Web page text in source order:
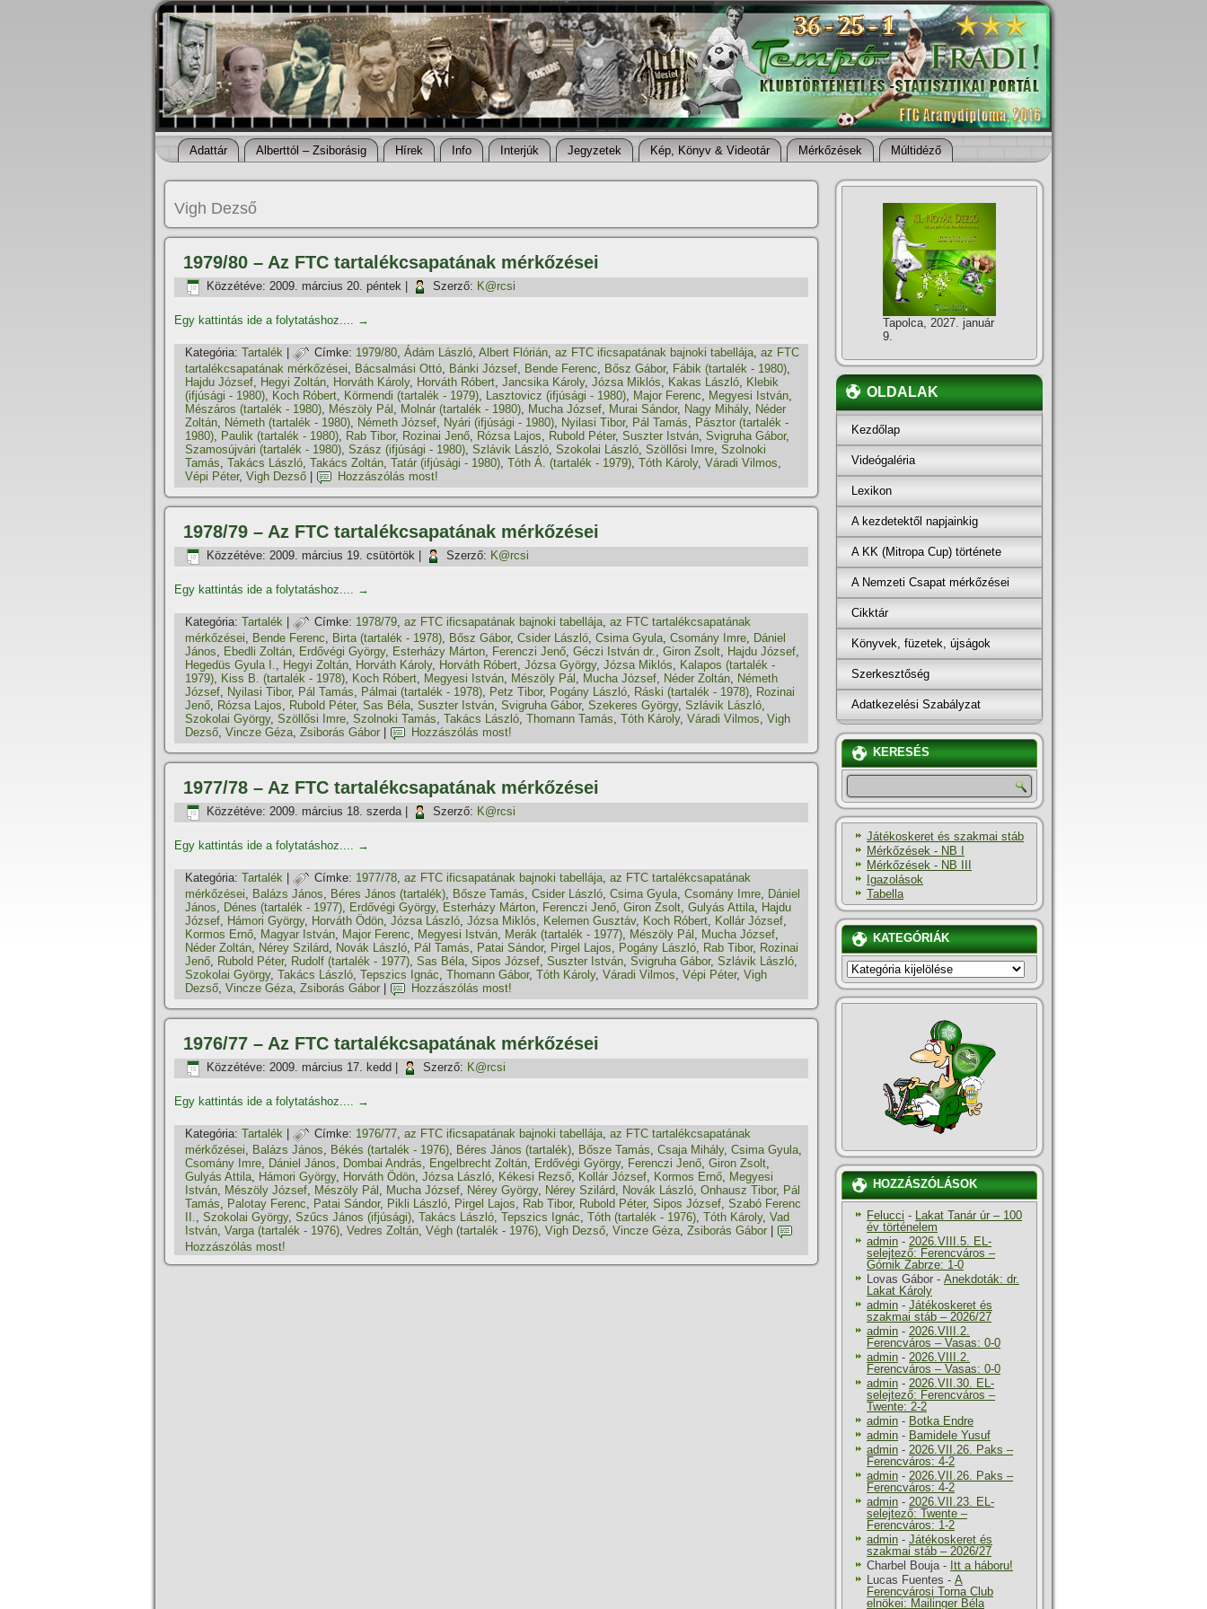
Adattár Alberttól – Zsiborásig Hí­rek Info Interjúk Jegyzetek Kép, Könyv & Videotár Mérkőzések Múltidéző
Vigh Dezső
1979/80 – Az FTC tartalékcsapatának mérkőzései
Közzétéve: 2009. március 20. péntek Szerző: K@rcsi
Egy kattintás ide a folytatáshoz.... →
Kategória: Tartalék Címke: 1979/80, Ádám László, Albert Flórián, az FTC ificsapatának bajnoki tabellája, az FTC
tartalékcsapatának mérkőzései, Bácsalmási Ottó, Bánki József, Bende Ferenc, Bősz Gábor, Fábik (tartalék - 1980),
Hajdu József, Hegyi Zoltán, Horváth Károly, Horváth Róbert, Jancsika Károly, Józsa Miklós, Kakas László, Klebik
(ifjúsági - 1980), Koch Róbert, Körmendi (tartalék - 1979), Lasztovicz (ifjúsági - 1980), Major Ferenc, Megyesi István,
Mészáros (tartalék - 1980), Mészöly Pál , Molnár (tartalék - 1980), Mucha József, Murai Sándor, Nagy Mihály, Néder
Zoltán, Németh (tartalék - 1980), Németh József, Nyári (ifjúsági - 1980), Nyilasi Tibor, Pál Tamás, Pásztor (tartalék -
1980), Paulik (tartalék - 1980), Rab Tibor, Rozinai Jenő, Rózsa Lajos, Rubold Péter, Suszter István, Svigruha Gábor,
Szamosújvári (tartalék - 1980), Szász (ifjúsági - 1980), Szlávik László, Szokolai László, Szöllősi Imre, Szolnoki
Tamás, Takács László, Takács Zoltán, Tatár (ifjúsági - 1980), Tóth Á. (tartalék - 1979), Tóth Károly, Váradi Vilmos,
Vépi Péter, Vigh Dezső Hozzászólás most!
1978/79 – Az FTC tartalékcsapatának mérkőzései
Közzétéve: 2009. március 19. csütörtök Szerző: K@rcsi
Egy kattintás ide a folytatáshoz.... →
Kategória: Tartalék Címke: 1978/79, az FTC ificsapatának bajnoki tabellája, az FTC tartalékcsapatának
mérkőzései, Bende Ferenc, Birta (tartalék - 1978), Bősz Gábor, Csider László, Csima Gyula, Csomány Imre, Dániel
János, Ebedli Zoltán, Erdővégi György, Esterházy Márton, Ferenczi Jenő, Géczi István dr., Giron Zsolt, Hajdu József,
Hegedüs Gyula I., Hegyi Zoltán, Horváth Károly, Horváth Róbert, Józsa György, Józsa Miklós, Kalapos (tartalék -
1979), Kiss B. (tartalék - 1978), Koch Róbert, Megyesi István, Mészöly Pál , Mucha József, Néder Zoltán, Németh
József, Nyilasi Tibor, Pál Tamás, Pálmai (tartalék - 1978), Petz Tibor, Pogány László, Ráski (tartalék - 1978), Rozinai
Jenő, Rózsa Lajos, Rubold Péter, Sas Béla, Suszter István, Svigruha Gábor, Szekeres György, Szlávik László,
Szokolai György, Szöllősi Imre, Szolnoki Tamás, Takács László, Thomann Tamás, Tóth Károly, Váradi Vilmos, Vigh
Dezső, Vincze Géza, Zsiborás Gábor Hozzászólás most!
1977/78 – Az FTC tartalékcsapatának mérkőzései
Közzétéve: 2009. március 18. szerda| Szerző: K@rcsi
Egy kattintás ide a folytatáshoz.... →
Kategória: Tartalék Címke: 1977/78, az FTC ificsapatának bajnoki tabellája, az FTC tartalékcsapatának
mérkőzései, Balázs János, Béres János (tartalék), Bősze Tamás, Csider László, Csima Gyula, Csomány Imre, Dániel
János, Dénes (tartalék - 1977), Erdővégi György, Esterházy Márton, Ferenczi Jenő, Giron Zsolt, Gulyás Attila, Hajdu
József, Hámori György, Horváth Ödön, Józsa László, Józsa Miklós, Kelemen Gusztáv, Koch Róbert, Kollár József,
Kormos Ernő, Magyar István, Major Ferenc, Megyesi István, Merák (tartalék - 1977), Mészöly Pál , Mucha József,
Néder Zoltán, Nérey Szilárd, Novák László, Pál Tamás, Patai Sándor, Pirgel Lajos, Pogány László, Rab Tibor, Rozinai
Jenő, Rubold Péter, Rudolf (tartalék - 1977), Sas Béla, Sipos József, Suszter István, Svigruha Gábor, Szlávik László,
Szokolai György, Takács László, Tepszics Ignác, Thomann Gábor, Tóth Károly, Váradi Vilmos, Vépi Péter, Vigh
Dezső, Vincze Géza, Zsiborás Gábor Hozzászólás most!
1976/77 – Az FTC tartalékcsapatának mérkőzései
Közzétéve: 2009. március 17. kedd Szerző: K@rcsi
Egy kattintás ide a folytatáshoz.... →
Kategória: Tartalék Címke: 1976/77, az FTC ificsapatának bajnoki tabellája, az FTC tartalékcsapatának
mérkőzései, Balázs János, Békés (tartalék - 1976), Béres János (tartalék), Bősze Tamás, Csaja Mihály, Csima Gyula,
Csomány Imre, Dániel János, Dombai András, Engelbrecht Zoltán, Erdővégi György, Ferenczi Jenő, Giron Zsolt,
Gulyás Attila, Hámori György, Horváth Ödön, Józsa László, Kékesi Rezső, Kollár József, Kormos Ernő, Megyesi
István, Mészöly József, Mészöly Pál , Mucha József, Nérey György, Nérey Szilárd, Novák László, Onhausz Tibor, Pál
Tamás, Palotay Ferenc, Patai Sándor, Pikli László, Pirgel Lajos, Rab Tibor, Rubold Péter, Sipos József, Szabó Ferenc
II., Szokolai György, Szűcs János (ifjúsági), Takács László, Tepszics Ignác, Tóth (tartalék - 1976), Tóth Károly, Vad
István, Varga (tartalék - 1976), Vedres Zoltán, Végh (tartalék - 1976), Vigh Dezső, Vincze Géza, Zsiborás Gábor
Hozzászólás most!
Tapolca, 2027. január
9.
OLDALAK
Kezdőlap
Videógaléria
Lexikon
A kezdetektől napjainkig
A KK (Mitropa Cup) története
A Nemzeti Csapat mérkőzései
Cikktár
Könyvek, füzetek, újságok
Szerkesztőség
Adatkezelési Szabályzat
KERESÉS
Játékoskeret és szakmai stáb
Mérkőzések - NB I
Mérkőzések - NB III
Igazolások
Tabella
KATEGÓRIÁK
KATEGÓRIÁK
HOZZÁSZÓLÁSOK
Felucci - Lakat Tanár úr – 100
év történelem
admin - 2026.VIII.5. EL-
selejtező: Ferencváros –
Górnik Zabrze: 1-0
Lovas Gábor - Anekdoták: dr.
Lakat Károly
admin - Játékoskeret és
szakmai stáb – 2026/27
admin - 2026.VIII.2.
Ferencváros – Vasas: 0-0
admin - 2026.VIII.2.
Ferencváros – Vasas: 0-0
admin - 2026.VII.30. EL-
selejtező: Ferencváros –
Twente: 2-2
admin - Botka Endre
admin - Bamidele Yusuf
admin - 2026.VII.26. Paks –
Ferencváros: 4-2
admin - 2026.VII.26. Paks –
Ferencváros: 4-2
admin - 2026.VII.23. EL-
selejtező: Twente –
Ferencváros: 1-2
admin - Játékoskeret és
szakmai stáb – 2026/27
Charbel Bouja- Itt a háboru!
Lucas Fuentes - A
Ferencvárosi Torna Club
elnökei: Mailinger Béla